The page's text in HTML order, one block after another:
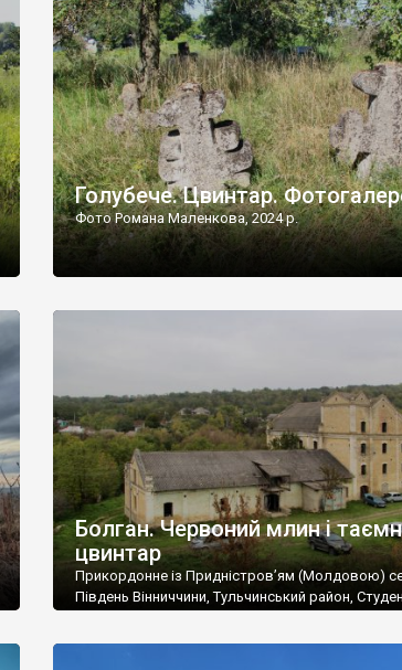
[…]
Голубече. Цвинтар.
Фото Романа Маленкова, 2024 р.
Болган. Червоний млин і
цвинтар
Прикордонне із Придністров’ям (Молдовою)
Південь Вінниччини, Тульчинський район,
старовинний цвинтар із кам’яними хрестами. Всі